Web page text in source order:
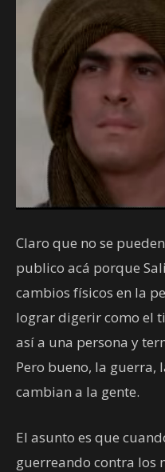
Claro que no se
publico acá porque
cambios físicos en la
lograr digerir como el
así a una persona y
Pero bueno, la guerra,
cambian a la gente.
El asunto es que
guerreando contra los